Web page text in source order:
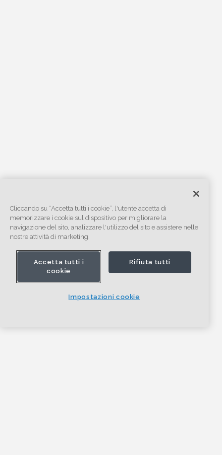
Cliccando su “Accetta tutti i cookie”, l'utente accetta di
memorizzare i cookie sul dispositivo per migliorare la
navigazione del sito, analizzare l'utilizzo del sito e assistere nelle
nostre attività di marketing.
Accetta tutti i
cookie
Rifiuta tutti
Impostazioni cookie